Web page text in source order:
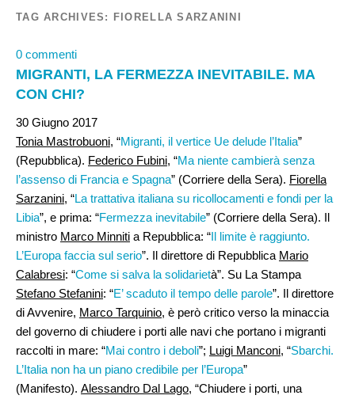
TAG ARCHIVES: FIORELLA SARZANINI
0 commenti
MIGRANTI, LA FERMEZZA INEVITABILE. MA
CON CHI?
30 Giugno 2017
Tonia Mastrobuoni, “Migranti, il vertice Ue delude l’Italia”
(Repubblica). Federico Fubini, “Ma niente cambierà senza
l’assenso di Francia e Spagna” (Corriere della Sera). Fiorella
Sarzanini, “La trattativa italiana su ricollocamenti e fondi per la
Libia”, e prima: “Fermezza inevitabile” (Corriere della Sera). Il
ministro Marco Minniti a Repubblica: “Il limite è raggiunto.
L’Europa faccia sul serio”. Il direttore di Repubblica Mario
Calabresi: “Come si salva la solidarietà”. Su La Stampa
Stefano Stefanini: “E’ scaduto il tempo delle parole”. Il direttore
di Avvenire, Marco Tarquinio, è però critico verso la minaccia
del governo di chiudere i porti alle navi che portano i migranti
raccolti in mare: “Mai contro i deboli”; Luigi Manconi, “Sbarchi.
L’Italia non ha un piano credibile per l’Europa”
(Manifesto). Alessandro Dal Lago, “Chiudere i porti, una